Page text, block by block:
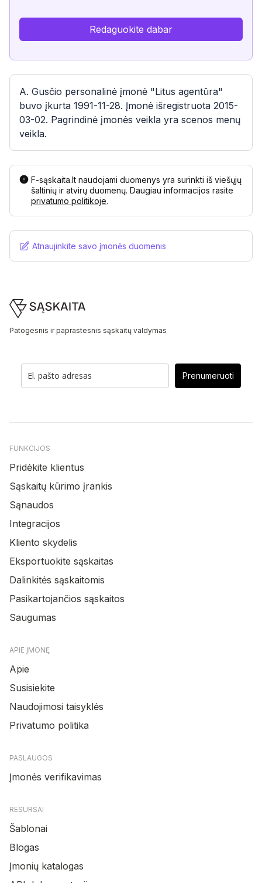
Redaguokite dabar
A. Gusčio personalinė įmonė "Litus agentūra"
buvo įkurta 1991-11-28. Įmonė išregistruota 2015-
03-02. Pagrindinė įmonės veikla yra scenos menų
veikla.
F-sąskaita.lt naudojami duomenys yra surinkti iš viešųjų
šaltinių ir atvirų duomenų. Daugiau informacijos rasite
privatumo politikoje.
Atnaujinkite savo įmonės duomenis
Footer
Patogesnis ir paprastesnis sąskaitų valdymas
Prenumeruoti
FUNKCIJOS
Pridėkite klientus
Sąskaitų kūrimo įrankis
Sąnaudos
Integracijos
Kliento skydelis
Eksportuokite sąskaitas
Dalinkitės sąskaitomis
Pasikartojančios sąskaitos
Saugumas
APIE ĮMONĘ
Apie
Susisiekite
Naudojimosi taisyklės
Privatumo politika
PASLAUGOS
Įmonės verifikavimas
RESURSAI
Šablonai
Blogas
Įmonių katalogas